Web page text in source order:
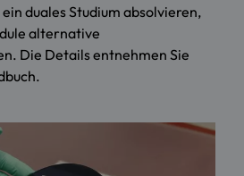
duales Studium absolvieren,
alternative
Die Details entnehmen Sie